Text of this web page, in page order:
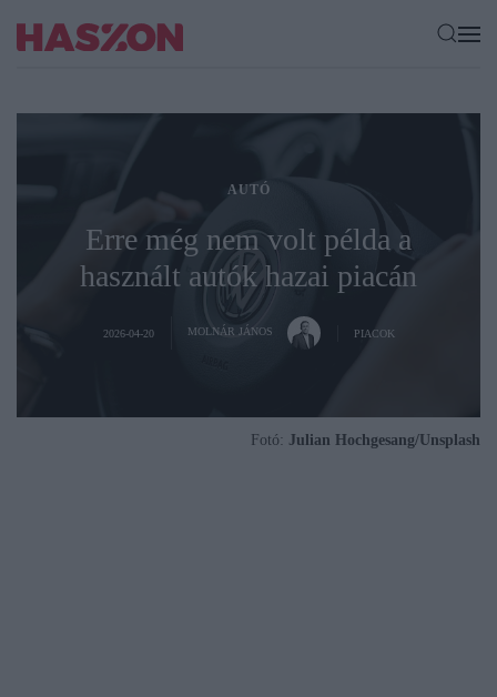
AUTÓ
Erre még nem volt példa a
használt autók hazai piacán
2026-04-20 MOLNÁR JÁNOS PIACOK
Fotó: Julian Hochgesang/Unsplash